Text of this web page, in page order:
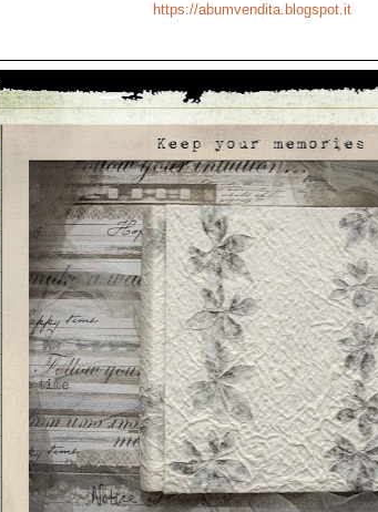
https://abumvendita.blogspot.it